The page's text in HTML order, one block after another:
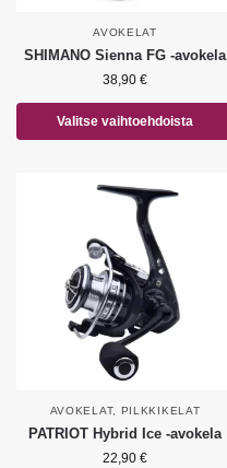
AVOKELAT
SHIMANO Sienna FG -avokela
38,90 €
Valitse vaihtoehdoista
AVOKELAT, PILKKIKELAT
PATRIOT Hybrid Ice -avokela
22,90 €